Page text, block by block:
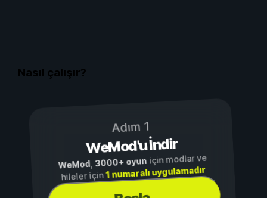
Nasıl çalışır?
Adım 1
WeMod'u İndir
WeMod,3000+ oyuniçin modlar ve
hileler için1 numaralı uygulamadır